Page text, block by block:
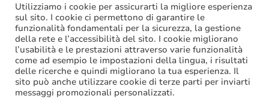
Piazza Garibaldi, 55 – 15121 Alessandria
info@neopa.it
info@pec.neopa.it
0131 1911 646
Seguici su Facebook
Utilizziamo i cookie per assicurarti la migliore esperienza
sul sito. I cookie ci permettono di garantire le
funzionalità fondamentali per la sicurezza, la gestione
della rete e l’accessibilità del sito. I cookie migliorano
l’usabilità e le prestazioni attraverso varie funzionalità
come ad esempio le impostazioni della lingua, i risultati
delle ricerche e quindi migliorano la tua esperienza. Il
sito può anche utilizzare cookie di terze parti per inviarti
messaggi promozionali personalizzati.